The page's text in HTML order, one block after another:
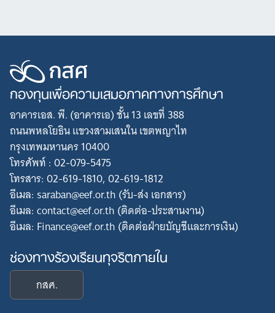
กองทุนเพื่อความเสมอภาคทางการศึกษา
อาคารเอส. พี. (อาคารเอ) ชั้น 13 เลขที่ 388
ถนนพหลโยธิน แขวงสามเสนใน เขตพญาไท
กรุงเทพมหานคร 10400
โทรศัพท์ : 02-079-5475
โทรสาร: 02-619-1810, 02-619-1812
อีเมล: saraban@eef.or.th (รับ-ส่ง เอกสาร)
อีเมล: contact@eef.or.th (ติดต่อ-ประสานงาน)
อีเมล: Finance@eef.or.th (ติดต่อฝ่ายบัญชีและการเงิน)
ช่องทางร้องเรียนทุจริตภายใน
กสศ.